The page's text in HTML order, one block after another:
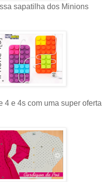
sapatilha dos Minions
e 4s com uma super oferta